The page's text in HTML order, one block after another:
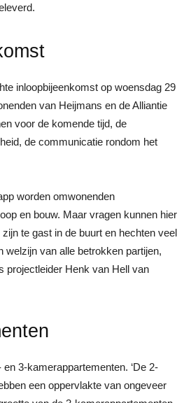
inloopbijeenkomst op woensdag 29
van Heijmans en de Alliantie
voor de komende tijd, de
de communicatie rondom het
worden omwonenden
en bouw. Maar vragen kunnen hier
te gast in de buurt en hechten veel
welzijn van alle betrokken partijen,
projectleider Henk van Hell van
3-kamerappartementen. ‘De 2-
een oppervlakte van ongeveer